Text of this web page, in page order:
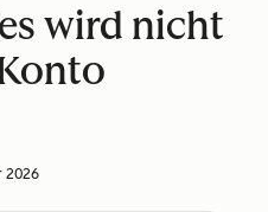
wird nicht
2026